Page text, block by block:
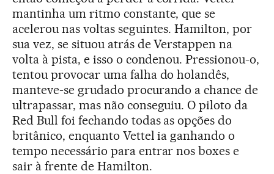
mantinha um ritmo constante, que se
acelerou nas voltas seguintes. Hamilton, por
sua vez, se situou atrás de Verstappen na
volta à pista, e isso o condenou. Pressionou-o,
tentou provocar uma falha do holandês,
manteve-se grudado procurando a chance de
ultrapassar, mas não conseguiu. O piloto da
Red Bull foi fechando todas as opções do
britânico, enquanto Vettel ia ganhando o
tempo necessário para entrar nos boxes e
sair à frente de Hamilton.